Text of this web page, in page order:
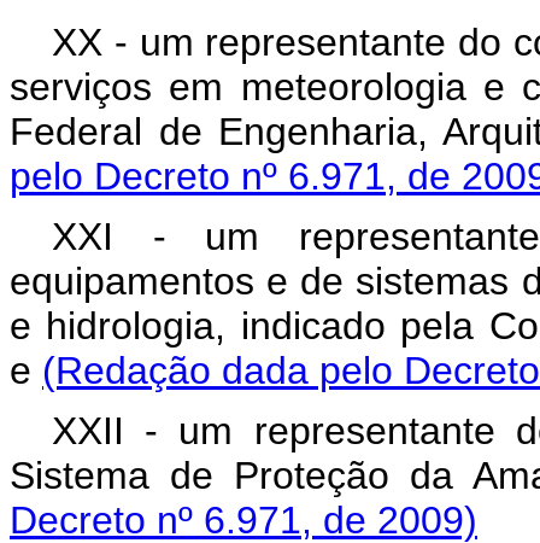
XX - um representante do
serviços em meteorologia e
Federal de Engenharia,
pelo Decreto nº 6.971, de
XXI - um
equipamentos e de sistemas
e hidrologia, indicado pela
e (Redação dada pelo
XXII - um representante
Sistema de Proteção da
Decreto nº 6.971, de 2009)